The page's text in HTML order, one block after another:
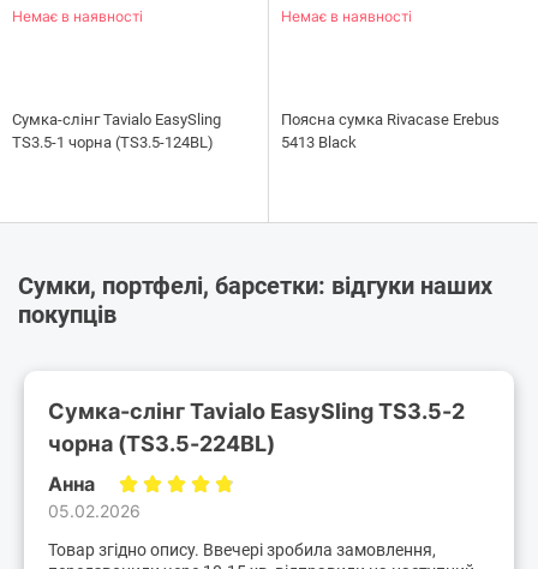
Немає в наявності
Сумка-слінг Tavialo EasySling
TS3.5-1 чорна (TS3.5-124BL)
Немає в наявності
Поясна сумка Rivacase Erebus
5413 Black
Сумки, портфелі, барсетки: відгуки наших
покупців
Сумка-слінг Tavialo EasySling TS3.5-2
чорна (TS3.5-224BL)
Анна
05.02.2026
Товар згідно опису. Ввечері зробила замовлення,